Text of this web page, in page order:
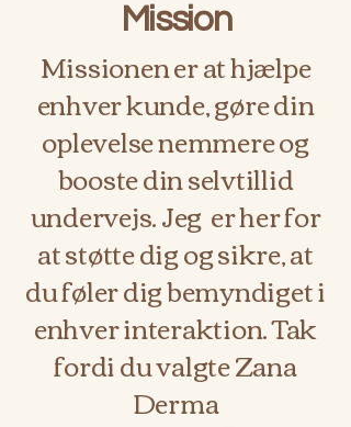
Mission
Missionen er at hjælpe
enhver kunde, gøre din
oplevelse nemmere og
booste din selvtillid
undervejs. Jeg er her for
at støtte dig og sikre, at
du føler dig bemyndiget i
enhver interaktion. Tak
fordi du valgte Zana
Derma